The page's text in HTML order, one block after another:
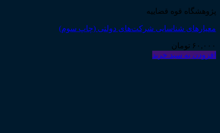
پژوهشگاه قوه قضاییه
معیارهای شناسایی شرکت‌های دولتی (چاپ سوم)
۶۰,۰۰۰ تومان
افزودن به سبد خرید